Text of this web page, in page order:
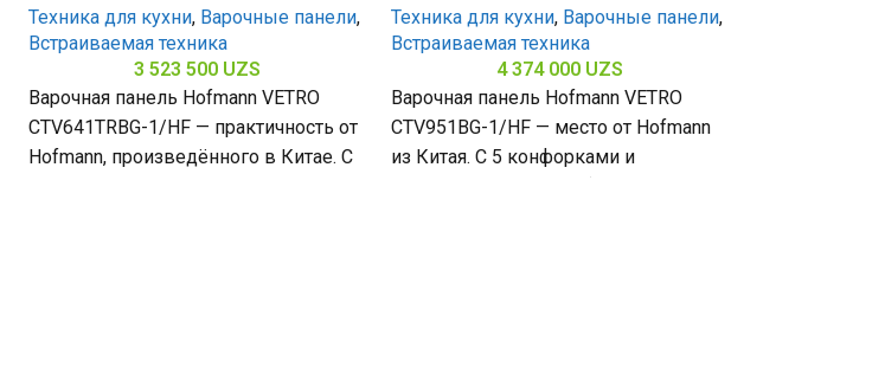
Техника для кухни, Варочные панели,
Встраиваемая техника
3 523 500 UZS
Варочная панель Hofmann VETRO
CTV641TRBG-1/HF — практичность от
Hofmann, произведённого в Китае. С
Техника для кухни, Варочные панели,
Встраиваемая техника
4 374 000 UZS
Варочная панель Hofmann VETRO
CTV951BG-1/HF — место от Hofmann
из Китая. С 5 конфорками и